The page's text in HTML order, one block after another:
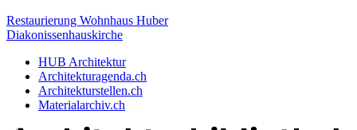
Restaurierung Wohnhaus Huber
Diakonissenhauskirche
HUB Architektur
Architekturagenda.ch
Architekturstellen.ch
Materialarchiv.ch